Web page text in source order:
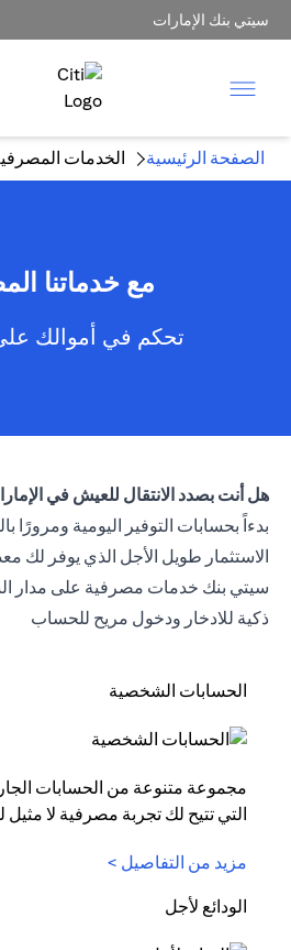
سيتي بنك الإمارات
الصفحة الرئيسية الخدمات
مع خدماتنا
تحكم في أموالك
هل أنت بصدد الانتقال للعيش في
بدءاً بحسابات التوفير اليومية ومرورًا
الاستثمار طويل الأجل الذي يوفر لك
سيتي بنك خدمات مصرفية على مدار
ذكية للادخار ودخول مريح للحساب
الحسابات الشخصية
مجموعة متنوعة من الحسابات
التي تتيح لك تجربة مصرفية لا مثيل
مزيد من التفاصيل >
الودائع لأجل